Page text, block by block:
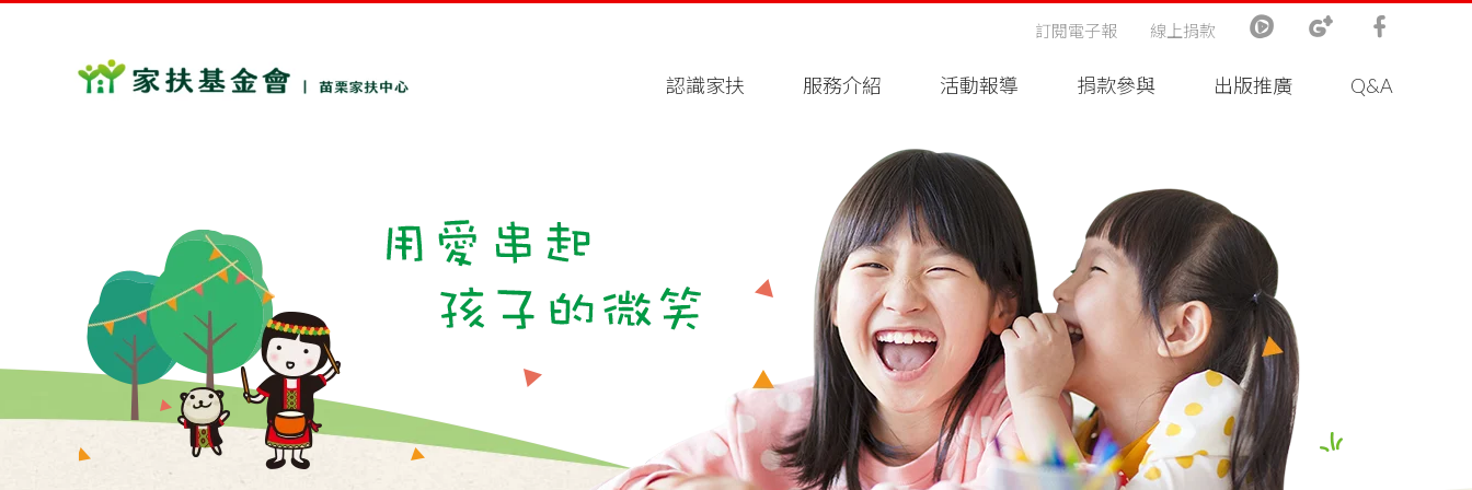
認識家扶 服務介紹 活動報導 捐款參與 出版推廣 Q&A
訂閱電子報 線上捐款